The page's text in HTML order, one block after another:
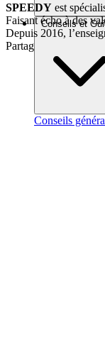
Brèves et actus
Conseils et
Conseils
SPEEDY est
Faisant écho à des
Depuis 2016,
Partager sur :